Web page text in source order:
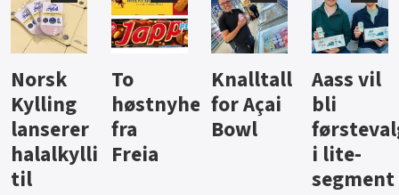
Knalltall
for Açai
Bowl
Aass vil
bli
førstevalg
i lite-
Brus og
jus fra
Berentsen
Hard
iste fra
Hansa